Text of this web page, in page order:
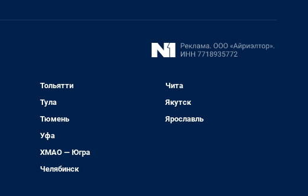
Тольятти
Тула
Тюмень
Уфа
ХМАО — Югра
Челябинск
Чита
Якутск
Ярославль